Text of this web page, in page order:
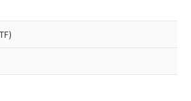
必要な範囲で利用すること
ださい。
同利用者とは、
用に関して"
の「1.共同利
証明書（当社基準）